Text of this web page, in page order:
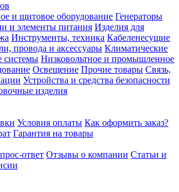
и щитовое оборудование Генераторы
и элементы питания Изделия для
Инструменты, техника Кабеленесущие
провода и аксессуары Климатические
системы Низковольтное и промышленное
Освещение Прочие товары Связь,
Устройства и средства безопасности
изделия
Условия оплаты Как оформить заказ?
Гарантия на товары
ответ Отзывы о компании Статьи и